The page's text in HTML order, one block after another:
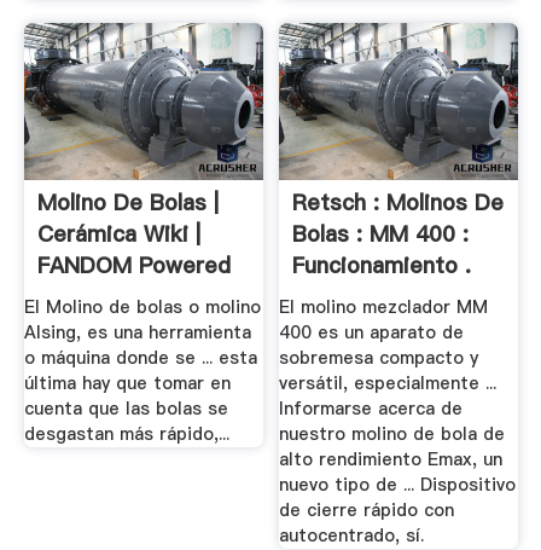
Molino De Bolas |
Cerámica Wiki |
FANDOM Powered
By.
El Molino de bolas o molino
Alsing, es una herramienta
o máquina donde se ... esta
última hay que tomar en
cuenta que las bolas se
desgastan más rápido,...
Retsch : Molinos De
Bolas : MM 400 :
Funcionamiento .
El molino mezclador MM
400 es un aparato de
sobremesa compacto y
versátil, especialmente ...
Informarse acerca de
nuestro molino de bola de
alto rendimiento Emax, un
nuevo tipo de ... Dispositivo
de cierre rápido con
autocentrado, sí.